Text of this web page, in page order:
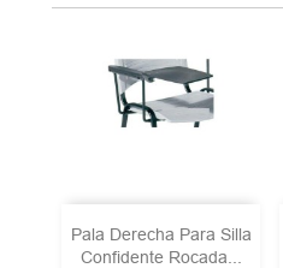
Pala Derecha Para Silla
Confidente Rocada...